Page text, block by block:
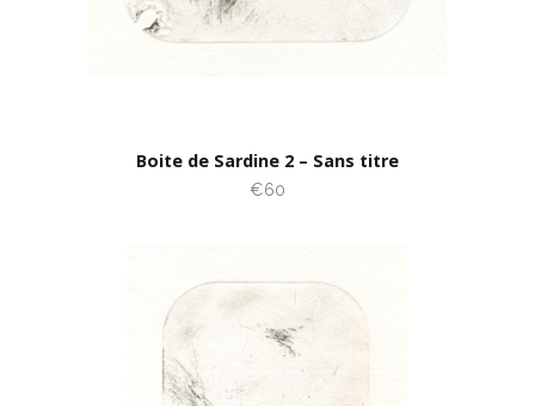
Boite de Sardine 2 – Sans titre
€60